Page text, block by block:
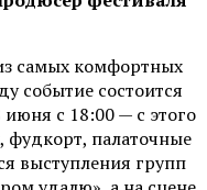
самых комфортных
событие состоится
с 18:00 — с этого
фудкорт, палаточные
выступления групп